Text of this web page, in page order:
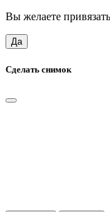
Вы желаете
Да
Сделать снимок